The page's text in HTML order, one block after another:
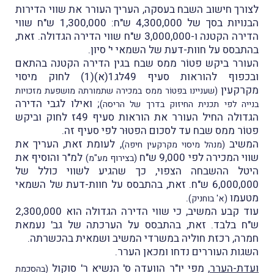
לצורך חישוב השבח בעסקה, העריך העורר את שווי הדירות
הבנויות בסך של 4,300,000 ש"ח: 1,300,000 ש"ח שווי
הדירה הקטנה ו-3,000,000 ש"ח שווי הדירה הגדולה. זאת,
בהתבסס על חוות-דעת של השמאי י' סיון.
העורר ביקש פטוֹר ממס שבח בגין הדירה הקטנה בהתאם
ובכפוף להוראות סעיף 49לג1(א)(1) לחוק מיסוי
מקרקעין (שעניינו בפטוֹר ממס במכירה שתמורתה מושפעת מזכויות
בנייה לפי תכנית החיזוק בדרך של הריסה); ואילו לגבי הדירה
הגדולה החיל העורר את הוראות סעיף 49ז לחוק וביקש
פטוֹר ממס שבח עד לסכום הפטוּר לפי סעיף זה.
המשיב (מנהל מיסוי מקרקעין חיפה), לעומת זאת, העריך את
שווי המכירה לפי 9,000 ש"ח
(בצירוף מע"מ) למ"ר והוסיף את
היטל ההשבחה הצפוי, כך שהגיע לשווי כולל של
6,000,000 ש"ח. זאת, בהתבסס על חוות-דעת של השמאי
מטעמו (א' בוחניק).
עוד קבע המשיב, כי שווי הדירה הגדולה הוא 2,300,000
ש"ח בלבד. זאת, בהתבסס על הערכתה של גב' נעמאת
חמרה, רכזת חוליה במשרדי המשיב ושמאית בהכשרתה.
השגות העוררים נדחו ומכאן הערר.
ועדת-הערר, מפי יו"ר הוועדה ס' הנשיא ר' סוקול (בהסכמת